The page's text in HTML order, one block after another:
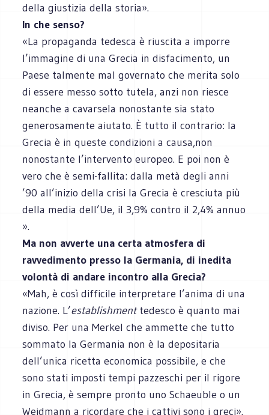
della giustizia della storia».
In che senso?
«La propaganda tedesca è riuscita a imporre
l’immagine di una Grecia in disfacimento, un
Paese talmente mal governato che merita solo
di essere messo sotto tutela, anzi non riesce
neanche a cavarsela nonostante sia stato
generosamente aiutato. È tutto il contrario: la
Grecia è in queste condizioni a causa,non
nonostante l’intervento europeo. E poi non è
vero che è semi-fallita: dalla metà degli anni
’90 all’inizio della crisi la Grecia è cresciuta più
della media dell’Ue, il 3,9% contro il 2,4% annuo
».
Ma non avverte una certa atmosfera di
ravvedimento presso la Germania, di inedita
volontà di andare incontro alla Grecia?
«Mah, è così difficile interpretare l’anima di una
nazione. L’establishmenttedesco è quanto mai
diviso. Per una Merkel che ammette che tutto
sommato la Germania non è la depositaria
dell’unica ricetta economica possibile, e che
sono stati imposti tempi pazzeschi per il rigore
in Grecia, è sempre pronto uno Schaeuble o un
Weidmann a ricordare che i cattivi sono i greci».